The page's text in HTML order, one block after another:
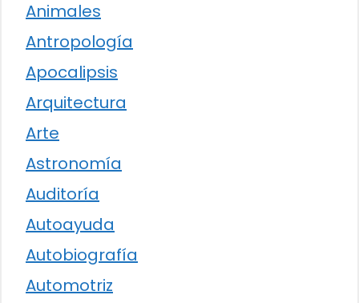
Animales
Antropología
Apocalipsis
Arquitectura
Arte
Astronomía
Auditoría
Autoayuda
Autobiografía
Automotriz